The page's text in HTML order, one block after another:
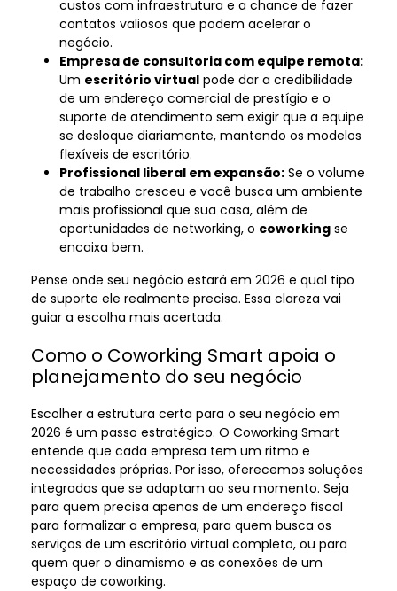
custos com infraestrutura e a chance de fazer
contatos valiosos que podem acelerar o
negócio.
Empresa de consultoria com equipe remota:
Um escritório virtual pode dar a credibilidade
de um endereço comercial de prestígio e o
suporte de atendimento sem exigir que a equipe
se desloque diariamente, mantendo os modelos
flexíveis de escritório.
Profissional liberal em expansão: Se o volume
de trabalho cresceu e você busca um ambiente
mais profissional que sua casa, além de
oportunidades de networking, o coworking se
encaixa bem.
Pense onde seu negócio estará em 2026 e qual tipo
de suporte ele realmente precisa. Essa clareza vai
guiar a escolha mais acertada.
Como o Coworking Smart apoia o
planejamento do seu negócio
Escolher a estrutura certa para o seu negócio em
2026 é um passo estratégico. O Coworking Smart
entende que cada empresa tem um ritmo e
necessidades próprias. Por isso, oferecemos soluções
integradas que se adaptam ao seu momento. Seja
para quem precisa apenas de um endereço fiscal
para formalizar a empresa, para quem busca os
serviços de um escritório virtual completo, ou para
quem quer o dinamismo e as conexões de um
espaço de coworking.